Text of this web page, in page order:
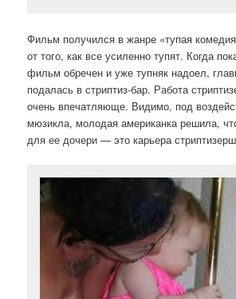
Фильм получился в жанре «тупая
от того, как все усиленно тупят. Когда
фильм обречен и уже тупняк надоел,
подалась в стриптиз-бар. Работа
очень впечатляюще. Видимо, под
мюзикла, молодая американка решила,
для ее дочери — это карьера